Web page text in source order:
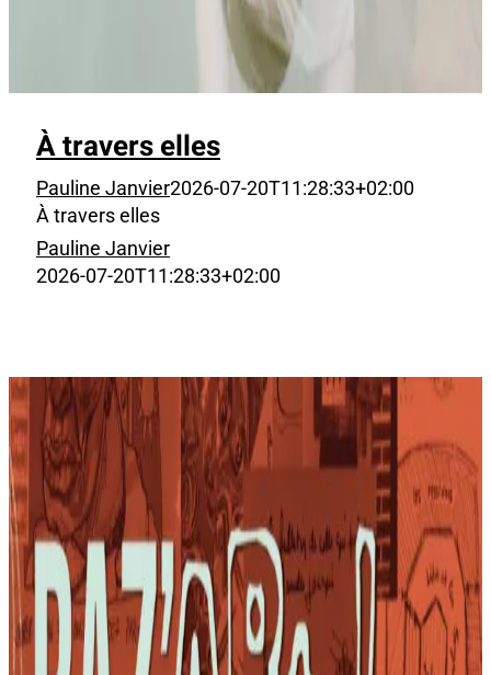
À travers elles
Pauline Janvier2026-07-20T11:28:33+02:00
À travers elles
Pauline Janvier
2026-07-20T11:28:33+02:00